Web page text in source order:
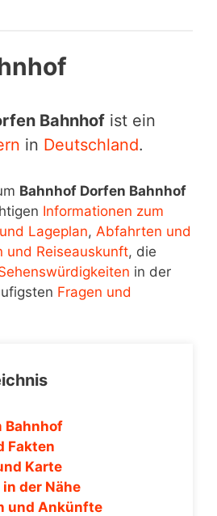
Bahnhof ist ein
in Deutschland.
Bahnhof Dorfen Bahnhof
Informationen zum
Lageplan, Abfahrten und
und Reiseauskunft, die
in der
Fragen und
Bahnhof
Fakten
Karte
der Nähe
und Ankünfte